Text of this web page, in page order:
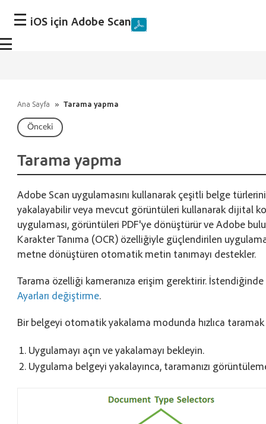
iOS için Adobe Scan
Ana Sayfa » Tarama yapma
Önceki
Tarama yapma
Adobe Scan uygulamasını kullanarak çeşitli belge
yakalayabilir veya mevcut görüntüleri kullanarak dijital
uygulaması, görüntüleri PDF'ye dönüştürür ve Adobe
Karakter Tanıma (OCR) özelliğiyle güçlendirilen
metne dönüştüren otomatik metin tanımayı destekler.
Tarama özelliği kameranıza erişim gerektirir. İstendiğinde
Ayarları değiştirme.
Bir belgeyi otomatik yakalama modunda hızlıca
Uygulamayı açın ve yakalamayı bekleyin.
Uygulama belgeyi yakalayınca, taramanızı